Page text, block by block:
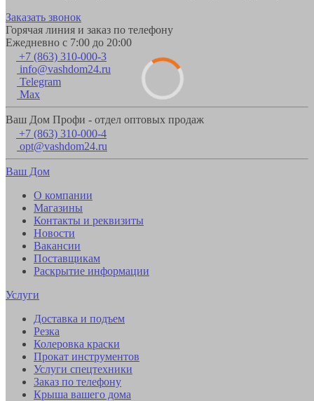
Заказать звонок
Горячая линия и заказ по телефону
Ежедневно с 7:00 до 20:00
+7 (863) 310-000-3
info@vashdom24.ru
Telegram
Max
Ваш Дом Профи - отдел оптовых продаж
+7 (863) 310-000-4
opt@vashdom24.ru
Ваш Дом
О компании
Магазины
Контакты и реквизиты
Новости
Вакансии
Поставщикам
Раскрытие информации
Услуги
Доставка и подъем
Резка
Колеровка краски
Прокат инструментов
Услуги спецтехники
Заказ по телефону
Крыша вашего дома